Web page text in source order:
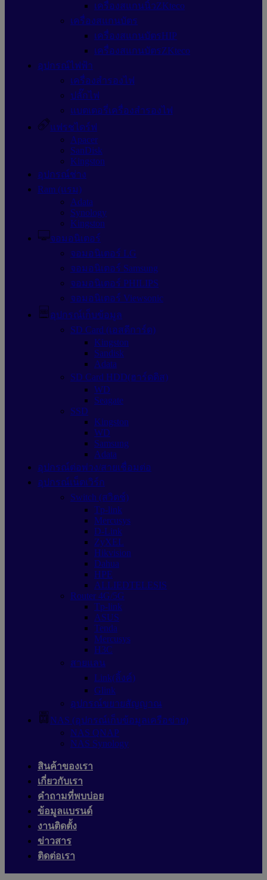
เครื่องสแกนนิ้วZKteco
เครื่องสแกนบัตร
เครื่องสแกนบัตรHIP
เครื่องสแกนบัตรZKteco
อุปกรณ์ไฟฟ้า
เครื่องสำรองไฟ
ปลั๊กไฟ
แบตเตอรี่เครื่องสำรองไฟ
แฟรชไดร์ฟ
Apacer
SanDisk
Kingston
อุปกรณ์ช่าง
Ram (แรม)
Adata
Synology
Kingston
จอมอนิเตอร์
จอมอนิเตอร์ LG
จอมอนิเตอร์ Samsung
จอมอนิเตอร์ PHILIPS
จอมอนิเตอร์ Viewsonic
อุปกรณ์เก็บข้อมูล
SD Card (เอสดีการ์ด)
Kingston
Sandisk
Adata
SD Card HDD(ฮาร์ดดิส)
WD
Seagate
SSD
Kingston
WD
Samsung
Adata
อุปกรณ์ต่อพ่วง/สายเชื่อมต่อ
อุปกรณ์เน็ตเวิร์ก
Switch (สวิตช์)
Tp-link
Mercusys
D-Link
ZyXEL
Hikvision
Dahua
HPE
ALLIEDTELESIS
Router 4G/5G
Tp-link
ASUS
Tenda
Mercusys
H3C
สายแลน
Link(ลิ้งค์)
Glink
อุปกรณ์ขยายสัญญาณ
NAS (อุปกรณ์เก็บข้อมูลเครือข่าย)
NAS QNAP
NAS Synology
สินค้าของเรา
เกี่ยวกับเรา
คำถามที่พบบ่อย
ข้อมูลแบรนด์
งานติดตั้ง
ข่าวสาร
ติดต่อเรา